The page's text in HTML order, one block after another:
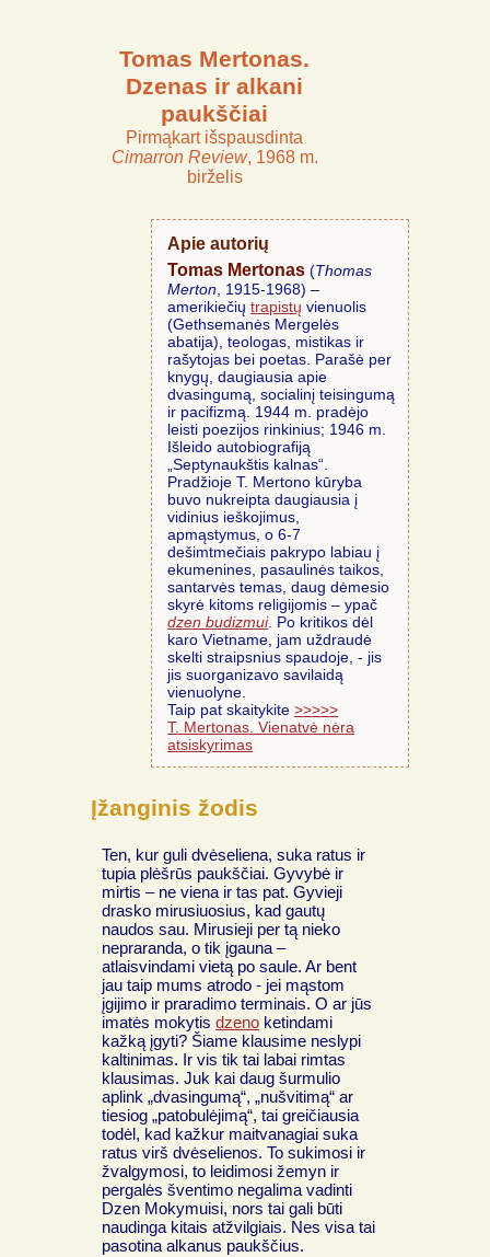
Tomas Mertonas.
Dzenas ir alkani
paukščiai
Pirmąkart išspausdinta
Cimarron Review, 1968 m.
birželis
Apie autorių
Tomas Mertonas (Thomas
Merton, 1915-1968) –
amerikiečiųtrapistų vienuolis
(Gethsemanės Mergelės
abatija), teologas, mistikas ir
rašytojas bei poetas. Parašė per
knygų, daugiausia apie
dvasingumą, socialinį teisingumą
ir pacifizmą. 1944 m. pradėjo
leisti poezijos rinkinius; 1946 m.
Išleido autobiografiją
„Septynaukštis kalnas“.
Pradžioje T. Mertono kūryba
buvo nukreipta daugiausia į
vidinius ieškojimus,
apmąstymus, o 6-7
dešimtmečiais pakrypo labiau į
ekumenines, pasaulinės taikos,
santarvės temas, daug dėmesio
skyrė kitoms religijomis – ypač
dzen budizmui. Po kritikos dėl
karo Vietname, jam uždraudė
skelti straipsnius spaudoje, - jis
jis suorganizavo savilaidą
vienuolyne.
Taip pat skaitykite>>>>>
T. Mertonas. Vienatvė nėra
atsiskyrimas
Įžanginis žodis
Ten, kur guli dvėseliena, suka ratus ir
tupia plėšrūs paukščiai. Gyvybė ir
mirtis – ne viena ir tas pat. Gyvieji
drasko mirusiuosius, kad gautų
naudos sau. Mirusieji per tą nieko
nepraranda, o tik įgauna –
atlaisvindami vietą po saule. Ar bent
jau taip mums atrodo - jei mąstom
įgijimo ir praradimo terminais. O ar jūs
imatės mokytis dzenoketindami
kažką įgyti? Šiame klausime neslypi
kaltinimas. Ir vis tik tai labai rimtas
klausimas. Juk kai daug šurmulio
aplink „dvasingumą“, „nušvitimą“ ar
tiesiog „patobulėjimą“, tai greičiausia
todėl, kad kažkur maitvanagiai suka
ratus virš dvėselienos. To sukimosi ir
žvalgymosi, to leidimosi žemyn ir
pergalės šventimo negalima vadinti
Dzen Mokymuisi, nors tai gali būti
naudinga kitais atžvilgiais. Nes visa tai
pasotina alkanus paukščius.